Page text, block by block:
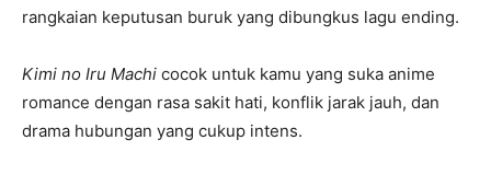
rangkaian keputusan buruk yang dibungkus lagu ending.
Kimi no Iru Machi cocok untuk kamu yang suka anime
romance dengan rasa sakit hati, konflik jarak jauh, dan
drama hubungan yang cukup intens.